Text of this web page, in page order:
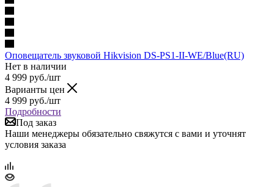
Оповещатель звуковой Hikvision DS-PS1-II-WE/Blue(RU)
Нет в наличии
4 999 руб./шт
Варианты цен
4 999 руб./шт
Подробности
Под заказ
Наши менеджеры обязательно свяжутся с вами и уточнят
условия заказа